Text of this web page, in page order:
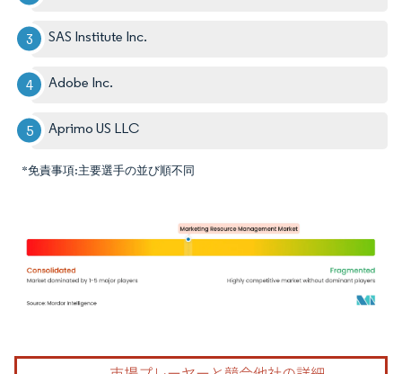
SAS Institute Inc.
Adobe Inc.
Aprimo US LLC
*免責事項:主要選手の並び順不同
画像 © Mordor Intelligence。再利用にはCC BY 4.0の表示が必要です。